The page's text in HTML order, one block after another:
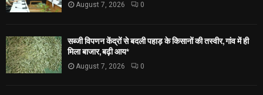
August 7, 2026 0
सब्जी विपणन केंद्रों से बदली पहाड़ के किसानों की तस्वीर, गांव में ही
मिला बाजार, बढ़ी आय*
August 7, 2026 0